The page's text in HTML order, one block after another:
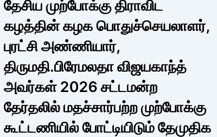
தேசிய முற்போக்கு திராவிட
கழத்தின் கழக பொதுச்செயலாளர்,
புரட்சி அண்ணியார்,
திருமதி.பிரேமலதா விஜயகாந்த்
அவர்கள் 2026 சட்டமன்ற
தேர்தலில் மதச்சார்பற்ற முற்போக்கு
கூட்டணியில் போட்டியிடும் தேமுதிக